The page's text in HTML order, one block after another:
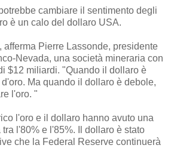
cambiare il sentimento degli
è un calo del dollaro USA.
Pierre Lassonde, presidente
Nevada, una società mineraria con
$12 miliardi. "Quando il dollaro è
Ma quando il dollaro è debole,
l'oro. "
l'oro e il dollaro hanno avuto una
l'80% e l'85%. Il dollaro è stato
che la Federal Reserve continuerà